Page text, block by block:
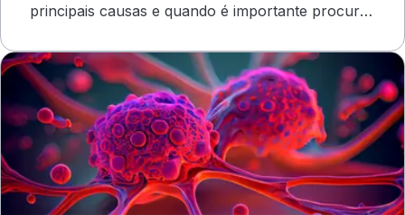
principais causas e quando é importante procurar